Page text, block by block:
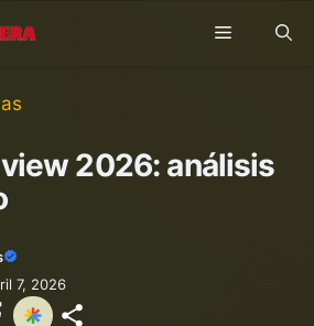
Menú
2026: análisis
7, 2026